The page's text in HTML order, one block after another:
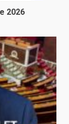
2026